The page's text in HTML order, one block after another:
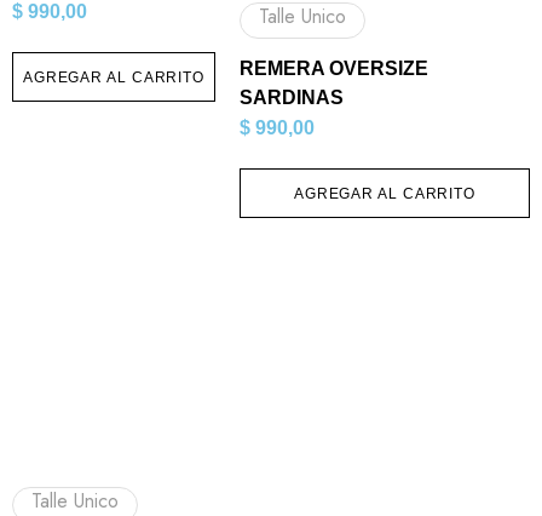
$ 990,00
AGREGAR AL CARRITO
Talle Unico
REMERA OVERSIZE
SARDINAS
$ 990,00
AGREGAR AL CARRITO
Talle Unico